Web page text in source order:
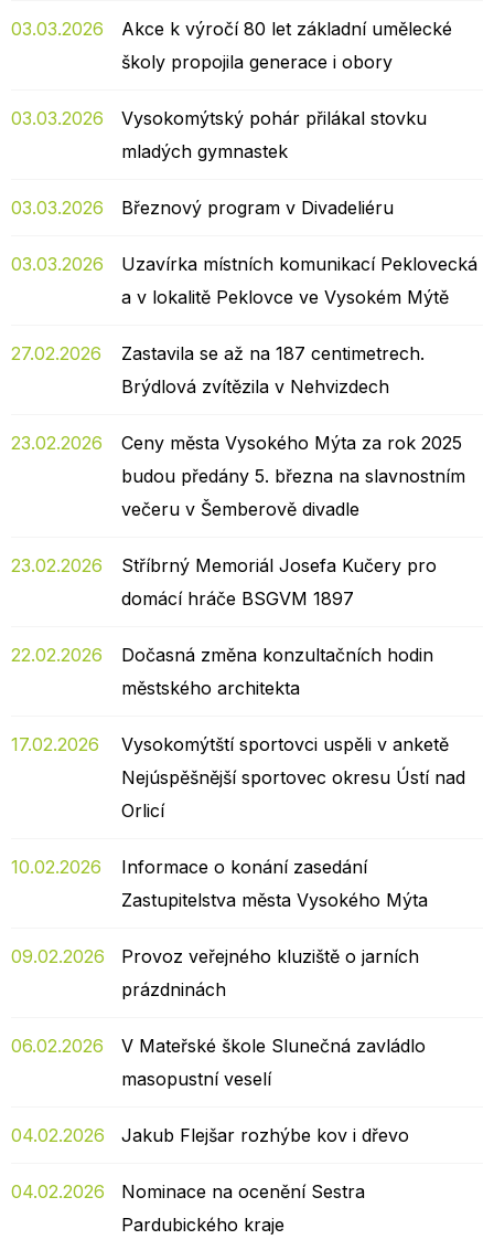
03.03.2026
Akce k výročí 80 let základní umělecké
školy propojila generace i obory
03.03.2026
Vysokomýtský pohár přilákal stovku
mladých gymnastek
03.03.2026 Březnový program v Divadeliéru
03.03.2026
Uzavírka místních komunikací Peklovecká
a v lokalitě Peklovce ve Vysokém Mýtě
27.02.2026
Zastavila se až na 187 centimetrech.
Brýdlová zvítězila v Nehvizdech
23.02.2026
Ceny města Vysokého Mýta za rok 2025
budou předány 5. března na slavnostním
večeru v Šemberově divadle
23.02.2026
Stříbrný Memoriál Josefa Kučery pro
domácí hráče BSGVM 1897
22.02.2026
Dočasná změna konzultačních hodin
městského architekta
17.02.2026
Vysokomýtští sportovci uspěli v anketě
Nejúspěšnější sportovec okresu Ústí nad
Orlicí
10.02.2026
Informace o konání zasedání
Zastupitelstva města Vysokého Mýta
09.02.2026
Provoz veřejného kluziště o jarních
prázdninách
06.02.2026
V Mateřské škole Slunečná zavládlo
masopustní veselí
04.02.2026 Jakub Flejšar rozhýbe kov i dřevo
04.02.2026
Nominace na ocenění Sestra
Pardubického kraje